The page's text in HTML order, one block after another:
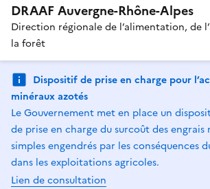
DRAAF Auvergne-Rhône-Alpes
Direction régionale de l’alimentation, de
la forêt
Dispositif de prise en charge pour
minéraux azotés
Le Gouvernement met en place un
de prise en charge du surcoût des engrais
simples engendrés par les conséquences
dans les exploitations agricoles.
Lien de consultation